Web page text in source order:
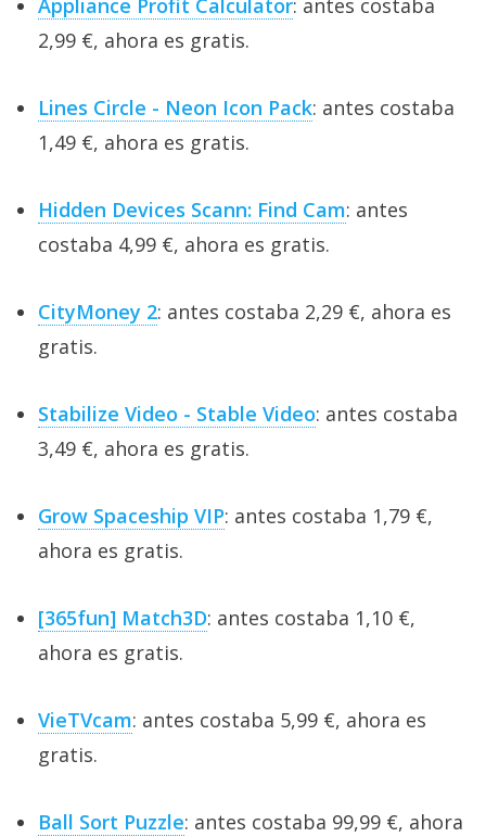
Appliance Profit Calculator: antes costaba
2,99 €, ahora es gratis.
Lines Circle - Neon Icon Pack: antes costaba
1,49 €, ahora es gratis.
Hidden Devices Scann: Find Cam: antes
costaba 4,99 €, ahora es gratis.
CityMoney 2: antes costaba 2,29 €, ahora es
gratis.
Stabilize Video - Stable Video: antes costaba
3,49 €, ahora es gratis.
Grow Spaceship VIP: antes costaba 1,79 €,
ahora es gratis.
[365fun] Match3D: antes costaba 1,10 €,
ahora es gratis.
VieTVcam: antes costaba 5,99 €, ahora es
gratis.
Ball Sort Puzzle: antes costaba 99,99 €, ahora